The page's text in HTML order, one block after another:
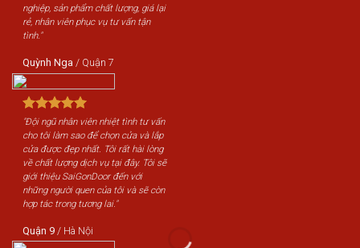
nghiệp, sản phẩm chất lượng, giá lại
rẻ, nhân viên phục vụ tư vấn tận
tình."
Quỳnh Nga / Quận 7
"Đội ngũ nhân viên nhiệt tình tư vấn
cho tôi làm sao để chọn cửa và lắp
cửa được đẹp nhất. Tôi rất hài lòng
về chất lượng dịch vụ tại đây. Tôi sẽ
giới thiệu SaiGonDoor đến với
những người quen của tôi và sẽ còn
hợp tác trong tương lai."
Quận 9 / Hà Nội